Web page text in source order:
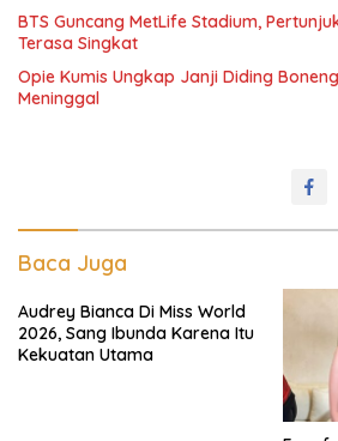
BTS Guncang MetLife Stadium,
Terasa Singkat
Opie Kumis Ungkap Janji Diding
Meninggal
Baca Juga
Audrey Bianca Di Miss World
2026, Sang Ibunda Karena Itu
Kekuatan Utama